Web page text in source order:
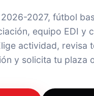
2027, fútbol
equipo EDI y
actividad, revisa
y solicita tu plaza